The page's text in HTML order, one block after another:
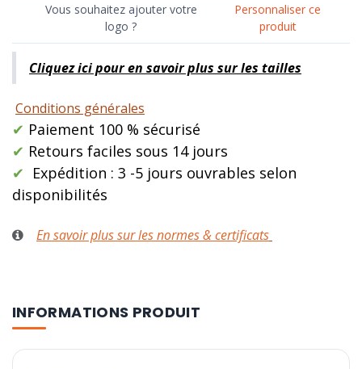
Vous souhaitez ajouter votre
logo ?
Personnaliser ce
produit
Cliquez ici pour en savoir plus sur les tailles
Conditions générales
✔ Paiement 100 % sécurisé
✔ Retours faciles sous 14 jours
✔ Expédition : 3 -5 jours ouvrables selon
disponibilités
En savoir plus sur les normes & certificats
INFORMATIONS PRODUIT